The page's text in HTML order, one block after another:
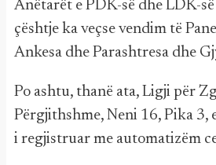
Anëtarët e PDK-së dhe LDK-
çështje ka veçse vendim të
Ankesa dhe Parashtresa dhe
Po ashtu, thanë ata, Ligji për
Përgjithshme, Neni 16, Pika 3,
i regjistruar me automatizëm